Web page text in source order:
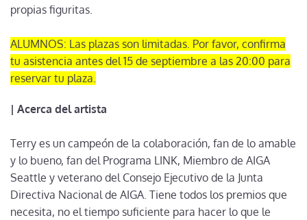
propias figuritas.
ALUMNOS: Las plazas son limitadas. Por favor, confirma
tu asistencia antes del 15 de septiembre a las 20:00 para
reservar tu plaza.
| Acerca del artista
Terry es un campeón de la colaboración, fan de lo amable
y lo bueno, fan del Programa LINK, Miembro de AIGA
Seattle y veterano del Consejo Ejecutivo de la Junta
Directiva Nacional de AIGA. Tiene todos los premios que
necesita, no el tiempo suficiente para hacer lo que le